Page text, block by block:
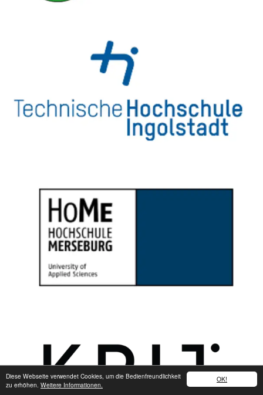
OK!
Diese Webseite verwendet Cookies, um die Bedienfreundlichkeit
zu erhöhen. Weitere Informationen.